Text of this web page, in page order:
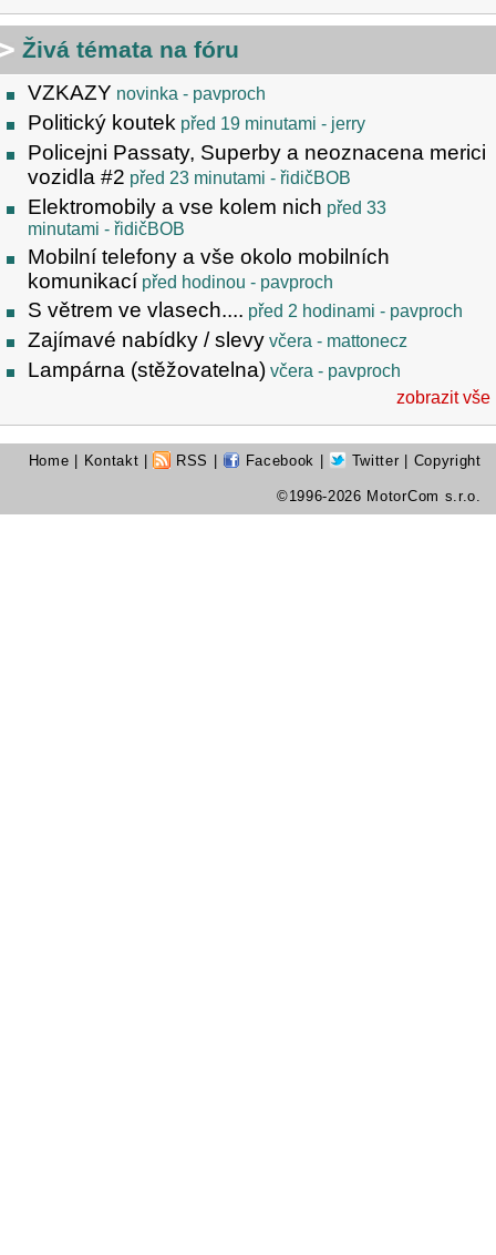
Živá témata na fóru
VZKAZY novinka - pavproch
Politický koutek před 19 minutami - jerry
Policejni Passaty, Superby a neoznacena merici
vozidla #2 před 23 minutami - řidičBOB
Elektromobily a vse kolem nich před 33
minutami - řidičBOB
Mobilní telefony a vše okolo mobilních
komunikací před hodinou - pavproch
S větrem ve vlasech.... před 2 hodinami - pavproch
Zajímavé nabídky / slevy včera - mattonecz
Lampárna (stěžovatelna) včera - pavproch
zobrazit vše
Home Kontakt RSS Facebook Twitter | Copyright
©1996-2026 MotorCom s.r.o.